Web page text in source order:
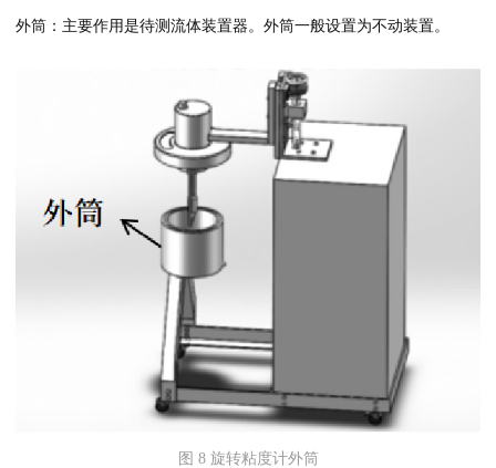
外筒：主要作用是待测流体装置器。外筒一般设置为不动装置。
图 8 旋转粘度计外筒